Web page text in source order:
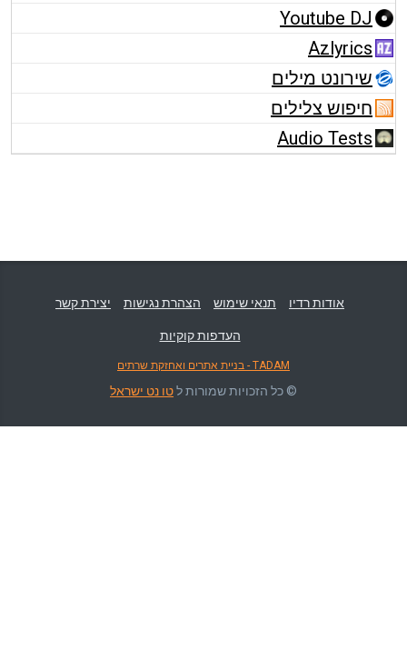
Youtube DJ
Azlyrics
שירונט מילים
חיפוש צלילים
Audio Tests
אודות רדיו תנאי שימוש הצהרת נגישות יצירת קשר
העדפות קוקיות
TADAM - בניית אתרים ואחזקת שרתים
© כל הזכויות שמורות לטו נט ישראל